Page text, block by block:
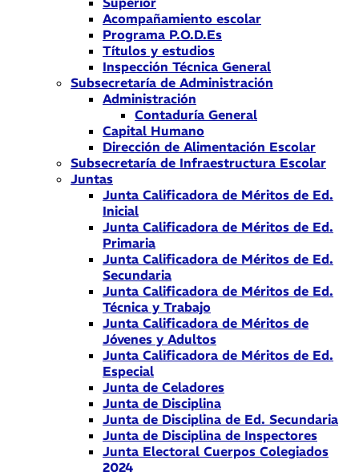
Acompañamiento escolar
Programa P.O.D.Es
Títulos y estudios
Inspección Técnica General
Subsecretaría de Administración
Administración
Contaduría General
Capital Humano
Dirección de Alimentación Escolar
Subsecretaría de Infraestructura Escolar
Juntas
Junta Calificadora de Méritos de Ed.
Inicial
Junta Calificadora de Méritos de Ed.
Primaria
Junta Calificadora de Méritos de Ed.
Secundaria
Junta Calificadora de Méritos de Ed.
Técnica y Trabajo
Junta Calificadora de Méritos de
Jóvenes y Adultos
Junta Calificadora de Méritos de Ed.
Especial
Junta de Celadores
Junta de Disciplina
Junta de Disciplina de Ed. Secundaria
Junta de Disciplina de Inspectores
Junta Electoral Cuerpos Colegiados
2024